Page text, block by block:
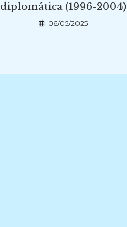
diplomática (1996-2004)
06/05/2025